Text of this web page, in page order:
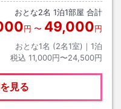
おとな2名 1泊1部屋 合計
円 〜 49,000円
おとな1名 (2名1室)｜ 1泊
税込 11,000円〜24,500円
見る